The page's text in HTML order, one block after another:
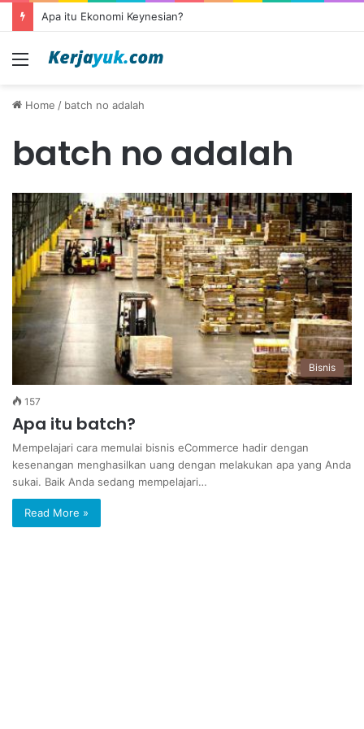
Apa itu Ekonomi Keynesian?
Menu
Home / batch no adalah
batch no adalah
Bisnis
157
Apa itu batch?
Mempelajari cara memulai bisnis eCommerce hadir dengan
kesenangan menghasilkan uang dengan melakukan apa yang Anda
sukai. Baik Anda sedang mempelajari…
Read More »